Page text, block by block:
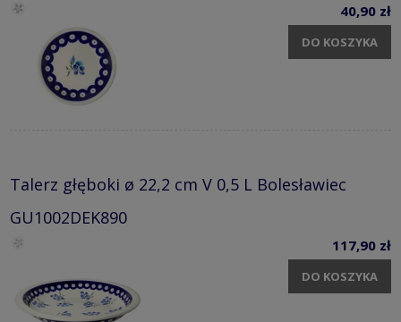
40,90 zł
DO KOSZYKA
Talerz głęboki ø 22,2 cm V 0,5 L Bolesławiec
GU1002DEK890
117,90 zł
DO KOSZYKA